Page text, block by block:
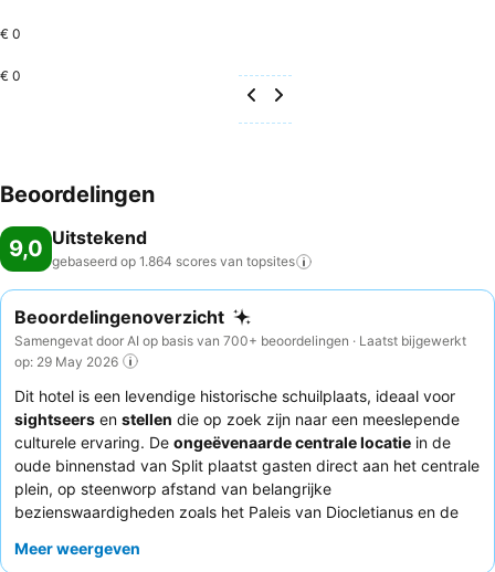
€ 0
€ 0
Beoordelingen
9,0 Uitstekend
gebaseerd op 1.864 scores van topsites
Beoordelingenoverzicht
Samengevat door AI op basis van 700+ beoordelingen · Laatst bijgewerkt
op: 29 May 2026
Dit hotel is een levendige historische schuilplaats, ideaal voor
sightseers en stellen die op zoek zijn naar een meeslepende
culturele ervaring. De ongeëvenaarde centrale locatie in de
oude binnenstad van Split plaatst gasten direct aan het centrale
plein, op steenworp afstand van belangrijke
bezienswaardigheden zoals het Paleis van Diocletianus en de
comfortabele kamers met
Meer weergeven